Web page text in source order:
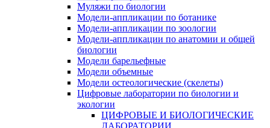
Муляжи по биологии
Модели-аппликации по ботанике
Модели-аппликации по зоологии
Модели-аппликации по анатомии и общей
биологии
Модели барельефные
Модели объемные
Модели остеологические (скелеты)
Цифровые лаборатории по биологии и
экологии
ЦИФРОВЫЕ И БИОЛОГИЧЕСКИЕ